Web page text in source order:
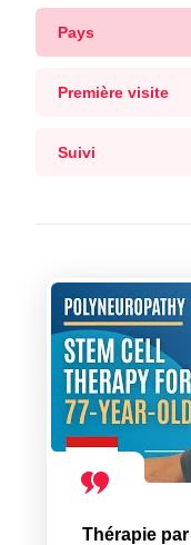
Pays
Première visite
Suivi
Thérapie